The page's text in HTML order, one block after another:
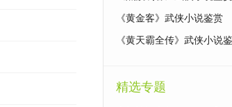
《黄金客》武侠小说鉴赏
《黄天霸全传》武侠小说
精选专题